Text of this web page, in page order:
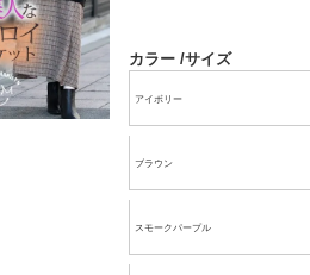
カラー サイズ
アイボリー
ブラウン
スモークパープル